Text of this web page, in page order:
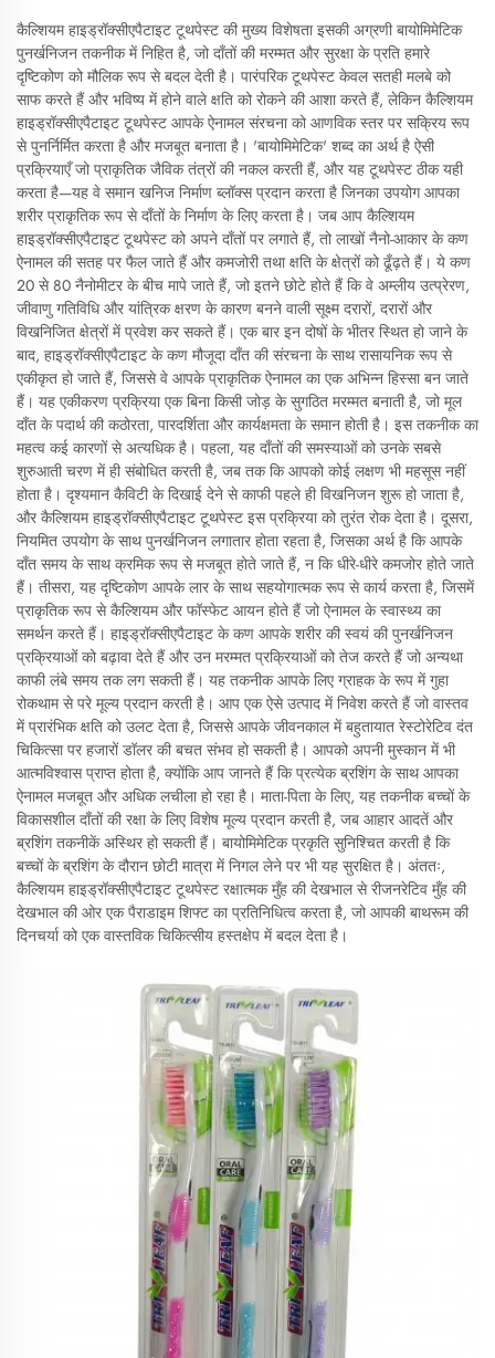
कैल्शियम हाइड्रॉक्सीएपैटाइट टूथपेस्ट की मुख्य विशेषता इसकी अग्रणी बायोमिमेटिक
पुनर्खनिजन तकनीक में निहित है, जो दाँतों की मरम्मत और सुरक्षा के प्रति हमारे
दृष्टिकोण को मौलिक रूप से बदल देती है। पारंपरिक टूथपेस्ट केवल सतही मलबे को
साफ करते हैं और भविष्य में होने वाले क्षति को रोकने की आशा करते हैं, लेकिन कैल्शियम
हाइड्रॉक्सीएपैटाइट टूथपेस्ट आपके ऐनामल संरचना को आणविक स्तर पर सक्रिय रूप
से पुनर्निर्मित करता है और मजबूत बनाता है। 'बायोमिमेटिक' शब्द का अर्थ है ऐसी
प्रक्रियाएँ जो प्राकृतिक जैविक तंत्रों की नकल करती हैं, और यह टूथपेस्ट ठीक यही
करता है—यह वे समान खनिज निर्माण ब्लॉक्स प्रदान करता है जिनका उपयोग आपका
शरीर प्राकृतिक रूप से दाँतों के निर्माण के लिए करता है। जब आप कैल्शियम
हाइड्रॉक्सीएपैटाइट टूथपेस्ट को अपने दाँतों पर लगाते हैं, तो लाखों नैनो-आकार के कण
ऐनामल की सतह पर फैल जाते हैं और कमजोरी तथा क्षति के क्षेत्रों को ढूँढ़ते हैं। ये कण
20 से 80 नैनोमीटर के बीच मापे जाते हैं, जो इतने छोटे होते हैं कि वे अम्लीय उत्प्रेरण,
जीवाणु गतिविधि और यांत्रिक क्षरण के कारण बनने वाली सूक्ष्म दरारों, दरारों और
विखनिजित क्षेत्रों में प्रवेश कर सकते हैं। एक बार इन दोषों के भीतर स्थित हो जाने के
बाद, हाइड्रॉक्सीएपैटाइट के कण मौजूदा दाँत की संरचना के साथ रासायनिक रूप से
एकीकृत हो जाते हैं, जिससे वे आपके प्राकृतिक ऐनामल का एक अभिन्न हिस्सा बन जाते
हैं। यह एकीकरण प्रक्रिया एक बिना किसी जोड़ के सुगठित मरम्मत बनाती है, जो मूल
दाँत के पदार्थ की कठोरता, पारदर्शिता और कार्यक्षमता के समान होती है। इस तकनीक का
महत्व कई कारणों से अत्यधिक है। पहला, यह दाँतों की समस्याओं को उनके सबसे
शुरुआती चरण में ही संबोधित करती है, जब तक कि आपको कोई लक्षण भी महसूस नहीं
होता है। दृश्यमान कैविटी के दिखाई देने से काफी पहले ही विखनिजन शुरू हो जाता है,
और कैल्शियम हाइड्रॉक्सीएपैटाइट टूथपेस्ट इस प्रक्रिया को तुरंत रोक देता है। दूसरा,
नियमित उपयोग के साथ पुनर्खनिजन लगातार होता रहता है, जिसका अर्थ है कि आपके
दाँत समय के साथ क्रमिक रूप से मजबूत होते जाते हैं, न कि धीरे-धीरे कमजोर होते जाते
हैं। तीसरा, यह दृष्टिकोण आपके लार के साथ सहयोगात्मक रूप से कार्य करता है, जिसमें
प्राकृतिक रूप से कैल्शियम और फॉस्फेट आयन होते हैं जो ऐनामल के स्वास्थ्य का
समर्थन करते हैं। हाइड्रॉक्सीएपैटाइट के कण आपके शरीर की स्वयं की पुनर्खनिजन
प्रक्रियाओं को बढ़ावा देते हैं और उन मरम्मत प्रक्रियाओं को तेज करते हैं जो अन्यथा
काफी लंबे समय तक लग सकती हैं। यह तकनीक आपके लिए ग्राहक के रूप में गुहा
रोकथाम से परे मूल्य प्रदान करती है। आप एक ऐसे उत्पाद में निवेश करते हैं जो वास्तव
में प्रारंभिक क्षति को उलट देता है, जिससे आपके जीवनकाल में बहुतायात रेस्टोरेटिव दंत
चिकित्सा पर हजारों डॉलर की बचत संभव हो सकती है। आपको अपनी मुस्कान में भी
आत्मविश्वास प्राप्त होता है, क्योंकि आप जानते हैं कि प्रत्येक ब्रशिंग के साथ आपका
ऐनामल मजबूत और अधिक लचीला हो रहा है। माता-पिता के लिए, यह तकनीक बच्चों के
विकासशील दाँतों की रक्षा के लिए विशेष मूल्य प्रदान करती है, जब आहार आदतें और
ब्रशिंग तकनीकें अस्थिर हो सकती हैं। बायोमिमेटिक प्रकृति सुनिश्चित करती है कि
बच्चों के ब्रशिंग के दौरान छोटी मात्रा में निगल लेने पर भी यह सुरक्षित है। अंततः,
कैल्शियम हाइड्रॉक्सीएपैटाइट टूथपेस्ट रक्षात्मक मुँह की देखभाल से रीजनरेटिव मुँह की
देखभाल की ओर एक पैराडाइम शिफ्ट का प्रतिनिधित्व करता है, जो आपकी बाथरूम की
दिनचर्या को एक वास्तविक चिकित्सीय हस्तक्षेप में बदल देता है।